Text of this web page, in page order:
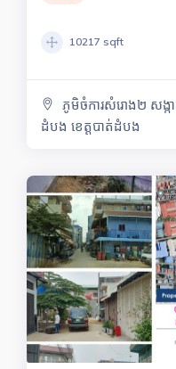
10217 sqft
ភូមិចំការសំរោង២ សង្ក
ដំបង ខេត្តបាត់ដំបង